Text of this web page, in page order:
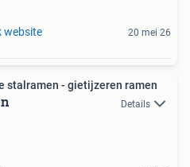
website 20 mei 26
stalramen - gietijzeren ramen
Details